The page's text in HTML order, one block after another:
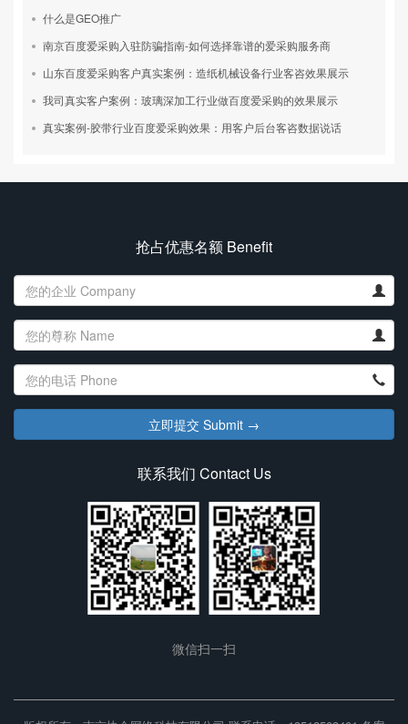
什么是GEO推广
南京百度爱采购入驻防骗指南-如何选择靠谱的爱采购服务商
山东百度爱采购客户真实案例：造纸机械设备行业客咨效果展示
我司真实客户案例：玻璃深加工行业做百度爱采购的效果展示
真实案例-胶带行业百度爱采购效果：用客户后台客咨数据说话
抢占优惠名额 Benefit
联系我们 Contact Us
微信扫一扫